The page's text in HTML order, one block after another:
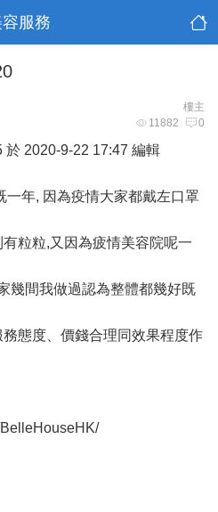
容服務
樓主
11882 0
2020-9-22 17:47 編輯
一年, 因為疫情大家都戴左口罩
粒粒,又因為疲情美容院呢一
幾間我做過認為整體都幾好既
態度、價錢合理同效果程度作